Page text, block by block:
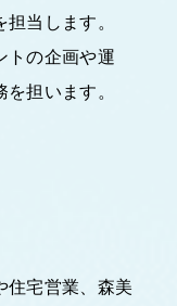
当します。
トの企画や運
担います。
住宅営業、森美